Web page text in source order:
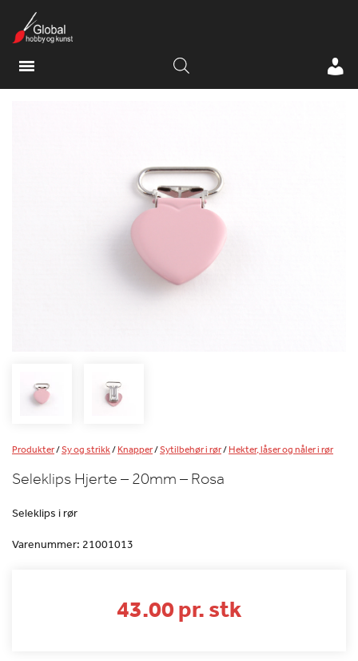
Produkter/Sy og strikk/Knapper/Sytilbehør i rør/Hekter, låser og nåler i rør
Seleklips Hjerte – 20mm – Rosa
Seleklips i rør
Varenummer: 21001013
43.00 pr. stk